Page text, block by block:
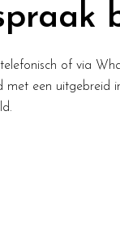
telefonisch of via
een uitgebreid